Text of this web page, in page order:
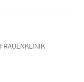
FRAUENKLINIK